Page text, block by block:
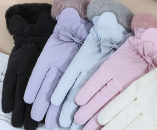
全家取貨付款
NT$60/pesanan | Penghantaran percuma
NT$599 atau lebih
付款後全家取貨
NT$60/pesanan | Penghantaran percuma
NT$599 atau lebih
7-11取貨付款
NT$60/pesanan | Penghantaran percuma
NT$599 atau lebih